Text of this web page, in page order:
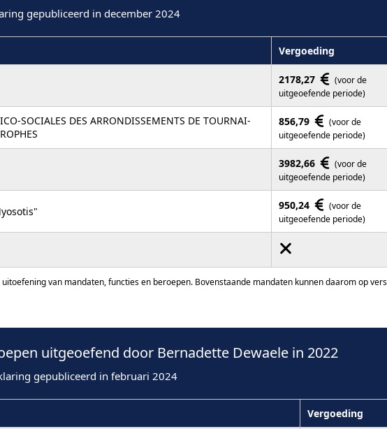
gepubliceerd in december 2024
Vergoeding
2178,27
(voor de
uitgeoefende periode)
SOCIALES DES ARRONDISSEMENTS DE TOURNAI-
856,79
(voor de
uitgeoefende periode)
3982,66
(voor de
uitgeoefende periode)
950,24
(voor de
uitgeoefende periode)
van mandaten, functies en beroepen. Bovenstaande mandaten kunnen daarom op
uitgeoefend door Bernadette Dewaele in 2022
gepubliceerd in februari 2024
Vergoeding